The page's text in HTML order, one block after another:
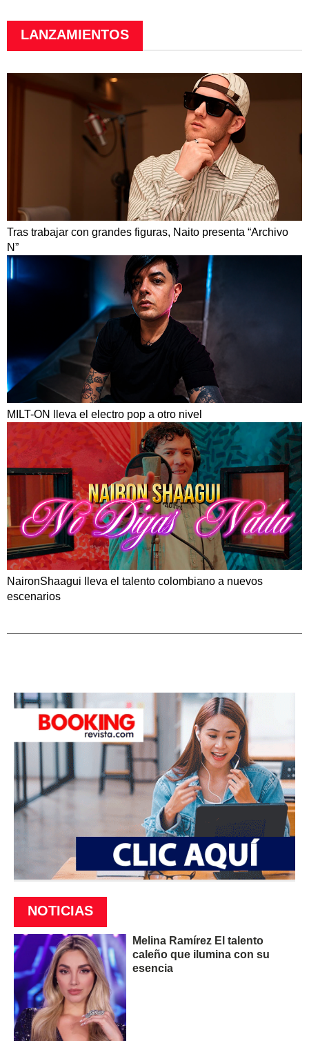
LANZAMIENTOS
Tras trabajar con grandes figuras, Naito presenta “Archivo
N”
MILT-ON lleva el electro pop a otro nivel
NaironShaagui lleva el talento colombiano a nuevos
escenarios
NOTICIAS
Melina Ramírez El talento
caleño que ilumina con su
esencia